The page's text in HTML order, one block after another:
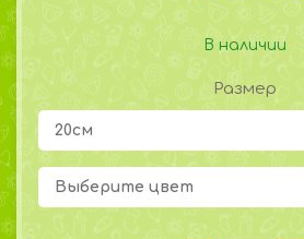
В наличии
Размер
20см
Выберите цвет